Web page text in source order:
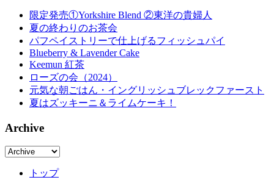
限定発売①Yorkshire Blend ②東洋の貴婦人
夏の終わりのお茶会
パフペイストリーで仕上げるフィッシュパイ
Blueberry & Lavender Cake
Keemun 紅茶
ローズの会（2024）
元気な朝ごはん・イングリッシュブレックファースト
夏はズッキーニ＆ライムケーキ！
Archive
トップ